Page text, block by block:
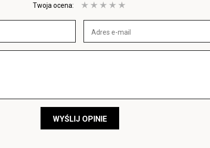
Twoja ocena:
WYŚLIJ OPINIE